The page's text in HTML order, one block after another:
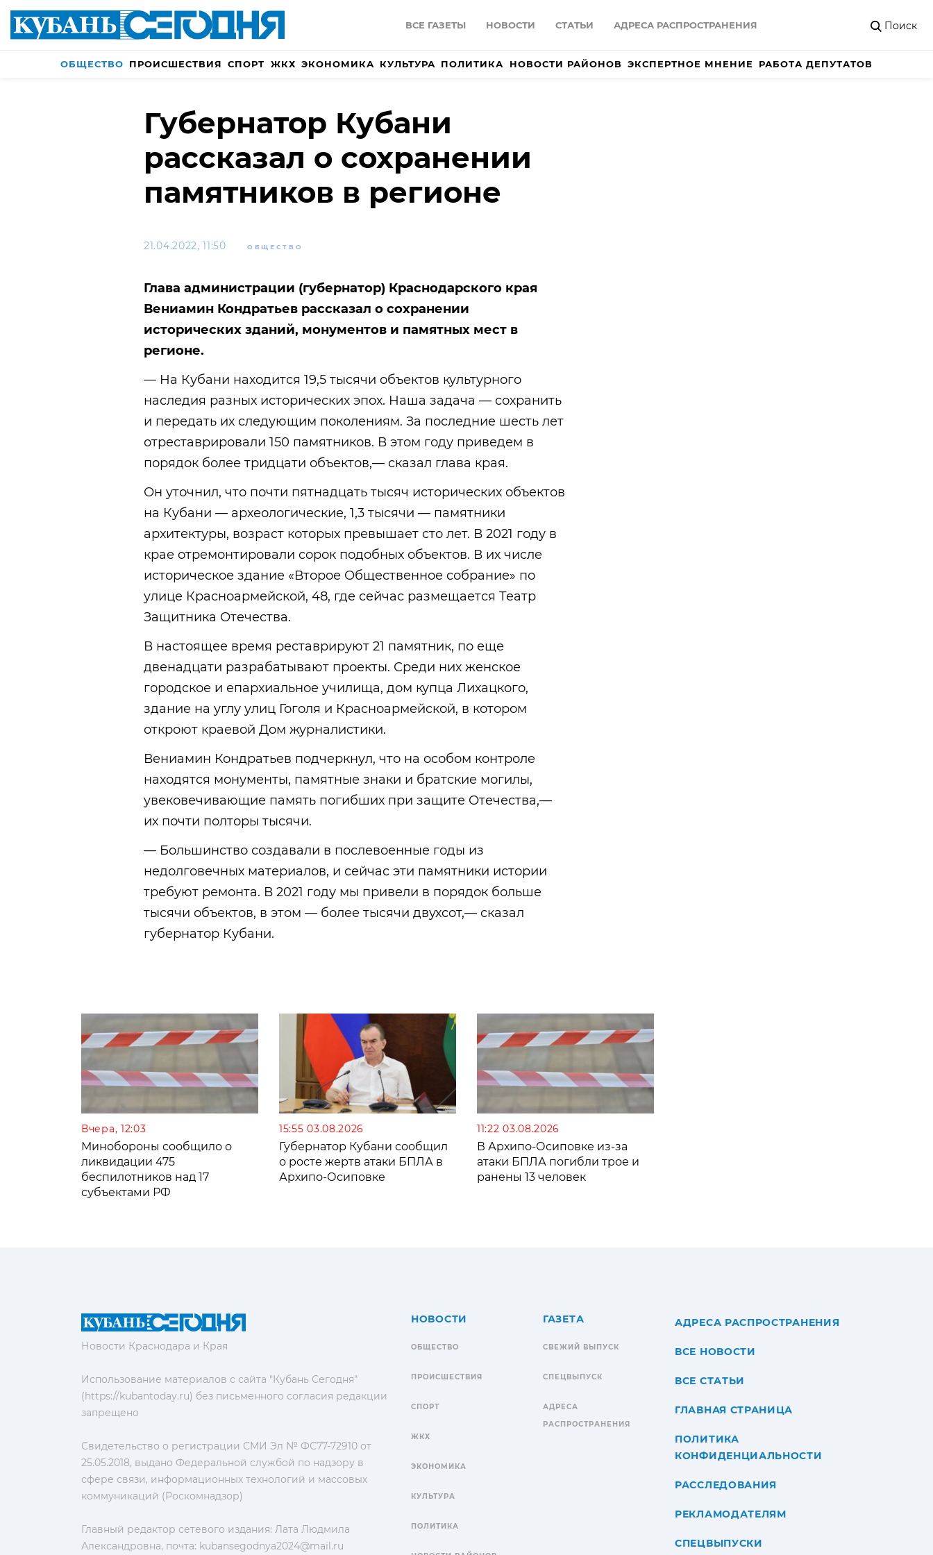
ВСЕ ГАЗЕТЫ НОВОСТИ СТАТЬИ АДРЕСА РАСПРОСТРАНЕНИЯ Поиск
ОБЩЕСТВО ПРОИСШЕСТВИЯ СПОРТ ЖКХ ЭКОНОМИКА КУЛЬТУРА ПОЛИТИКА НОВОСТИ РАЙОНОВ ЭКСПЕРТНОЕ МНЕНИЕ РАБОТА ДЕПУТАТОВ
Губернатор Кубани
рассказал о сохранении
памятников в регионе
21.04.2022, 11:50 ОБЩЕСТВО
Глава администрации (губернатор) Краснодарского края
Вениамин Кондратьев рассказал о сохранении
исторических зданий, монументов и памятных мест в
регионе.
— На Кубани находится 19,5 тысячи объектов культурного
наследия разных исторических эпох. Наша задача — сохранить
и передать их следующим поколениям. За последние шесть лет
отреставрировали 150 памятников. В этом году приведем в
порядок более тридцати объектов,— сказал глава края.
Он уточнил, что почти пятнадцать тысяч исторических объектов
на Кубани — археологические, 1,3 тысячи — памятники
архитектуры, возраст которых превышает сто лет. В 2021 году в
крае отремонтировали сорок подобных объектов. В их числе
историческое здание «Второе Общественное собрание» по
улице Красноармейской, 48, где сейчас размещается Театр
Защитника Отечества.
В настоящее время реставрируют 21 памятник, по еще
двенадцати разрабатывают проекты. Среди них женское
городское и епархиальное училища, дом купца Лихацкого,
здание на углу улиц Гоголя и Красноармейской, в котором
откроют краевой Дом журналистики.
Вениамин Кондратьев подчеркнул, что на особом контроле
находятся монументы, памятные знаки и братские могилы,
увековечивающие память погибших при защите Отечества,—
их почти полторы тысячи.
— Большинство создавали в послевоенные годы из
недолговечных материалов, и сейчас эти памятники истории
требуют ремонта. В 2021 году мы привели в порядок больше
тысячи объектов, в этом — более тысячи двухсот,— сказал
губернатор Кубани.
Вчера, 12:03
Минобороны сообщило о
ликвидации 475
беспилотников над 17
субъектами РФ
15:55 03.08.2026
Губернатор Кубани сообщил
о росте жертв атаки БПЛА в
Архипо-Осиповке
11:22 03.08.2026
В Архипо-Осиповке из-за
атаки БПЛА погибли трое и
ранены 13 человек
Новости Краснодара и Края
Использование материалов с сайта "Кубань Сегодня"
(https://kubantoday.ru) без письменного согласия редакции
запрещено
Свидетельство о регистрации СМИ Эл № ФС77-72910 от
25.05.2018, выдано Федеральной службой по надзору в
сфере связи, информационных технологий и массовых
коммуникаций (Роскомнадзор)
Главный редактор сетевого издания: Лата Людмила
Александровна, почта: kubansegodnya2024@mail.ru
НОВОСТИ
ОБЩЕСТВО
ПРОИСШЕСТВИЯ
СПОРТ
ЖКХ
ЭКОНОМИКА
КУЛЬТУРА
ПОЛИТИКА
ГАЗЕТА
СВЕЖИЙ ВЫПУСК
СПЕЦВЫПУСК
АДРЕСА
РАСПРОСТРАНЕНИЯ
АДРЕСА РАСПРОСТРАНЕНИЯ
ВСЕ НОВОСТИ
ВСЕ СТАТЬИ
ГЛАВНАЯ СТРАНИЦА
ПОЛИТИКА
КОНФИДЕНЦИАЛЬНОСТИ
РАССЛЕДОВАНИЯ
РЕКЛАМОДАТЕЛЯМ
СПЕЦВЫПУСКИ